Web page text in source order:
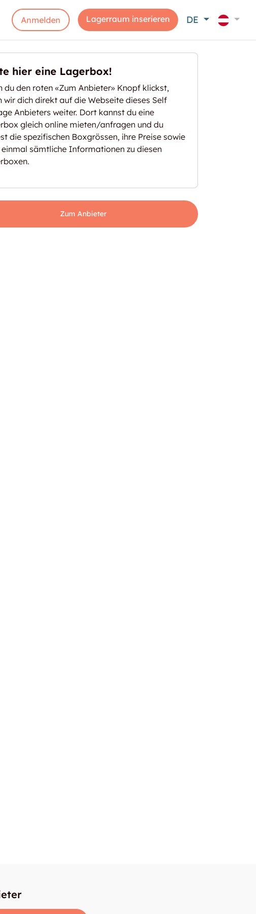
Anmelden Lagerraum inserieren DE
hier eine Lagerbox!
du den roten «Zum Anbieter» Knopf klickst,
wir dich direkt auf die Webseite dieses Self
Anbieters weiter. Dort kannst du eine
gleich online mieten/anfragen und du
die spezifischen Boxgrössen, ihre Preise sowie
einmal sämtliche Informationen zu diesen
Zum Anbieter